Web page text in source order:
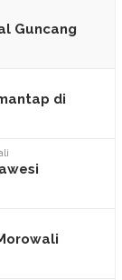
Guncang
di